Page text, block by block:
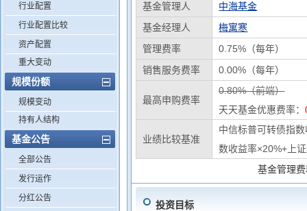
行业配置
行业配置比较
资产配置
重大变动
规模份额
规模变动
持有人结构
基金公告
全部公告
发行运作
分红公告
基金管理人
中海基金
基金经理人
梅寓寒
管理费率
0.75%（每年）
销售服务费率
0.00%（每年）
最高申购费率
0.80%（前端）
天天基金优惠费率：
业绩比较基准
中信标普可转债指
数收益率×20%+上
基金管理
投资目标